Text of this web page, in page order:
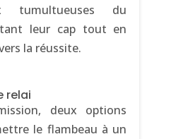
tumultueuses du
leur cap tout en
la réussite.
relai
deux options
le flambeau à un